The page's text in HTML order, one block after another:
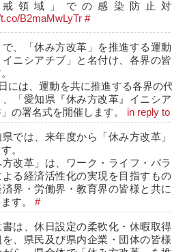
戒領域」での感染防止
B2maMwLyTr #
、「休み方改革」を推進する運
イニシアチブ」と名付け、各界の
には、運動を共に推進する各界の
、「愛知県『休み方改革』イニシ
の署名式を開催します。 in reply
では、来年度から「休み方改革
。
方改革」は、ワーク・ライフ・バ
よる経済活性化の実現を目指すも
済界・労働界・教育界の皆様と共
す。 #
は、休日設定の柔軟化・休暇取
を、県民及び県内企業・団体の皆